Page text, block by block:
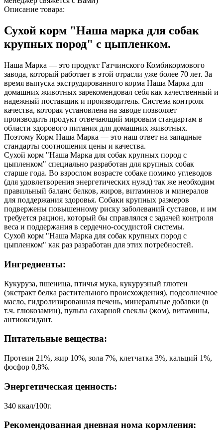
Описание товара:
Сухой корм "Наша марка для собак
крупных пород" с цыпленком.
Наша Марка — это продукт Гатчинского Комбикормового
завода, который работает в этой отрасли уже более 70 лет. За
время выпуска экструдированного корма Наша Марка для
домашних животных зарекомендовал себя как качественный и
надежный поставщик и производитель. Система контроля
качества, которая установлена на заводе позволяет
производить продукт отвечающий мировым стандартам в
области здорового питания для домашних животных.
Поэтому Корм Наша Марка — это наш ответ на западные
стандарты соотношения цены и качества.
Сухой корм "Наша Марка для собак крупных пород с
цыпленком" специально разработан для крупных собак
старше года. Во взрослом возрасте собаке помимо углеводов
(для удовлетворения энергетических нужд) так же необходим
правильный баланс белков, жиров, витаминов и минералов
для поддержания здоровья. Собаки крупных размеров
подвержены повышенному риску заболеваний суставов, и им
требуется рацион, который бы справлялся с задачей контроля
веса и поддержания в сердечно-сосудистой системы.
Сухой корм "Наша Марка для собак крупных пород с
цыпленком" как раз разработан для этих потребностей.
Ингредиенты:
Кукуруза, пшеница, птичья мука, кукурузный глютен
(экстракт белка растительного происхождения), подсолнечное
масло, гидролизированная печень, минеральные добавки (в
т.ч. глюкозамин), пульпа сахарной свеклы (жом), витамины,
антиоксидант.
Питательные вещества:
Протеин 21%, жир 10%, зола 7%, клетчатка 3%, кальций 1%,
фосфор 0,8%.
Энергетическая ценность:
340 ккал/100г.
Рекомендованная дневная нома кормления: